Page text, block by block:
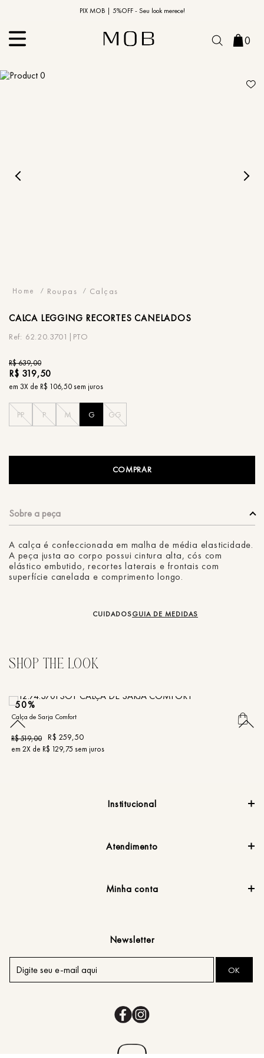
PIX MOB | 5%OFF - Seu look merece!
10% OFF na primeira compra | Cupom: BEMVINDO10*
0
Roupas Calças
CALCA LEGGING RECORTES CANELADOS
62.20.3701|PTO
R$639,00
R$ 319,50
em 3X de R$ 106,50sem juros
PP P M G GG
COMPRAR
A calça é confeccionada em malha de média elasticidade.
A peça justa ao corpo possui cintura alta, cós com
elástico embutido, recortes laterais e frontais com
superfície canelada e comprimento longo.
CUIDADOSGUIA DE MEDIDAS
50%
Calça de Sarja Comfort
R$519,00 R$ 259,50
em 2X de R$ 129,75 sem juros
Institucional
Atendimento
Minha conta
Newsletter
OK